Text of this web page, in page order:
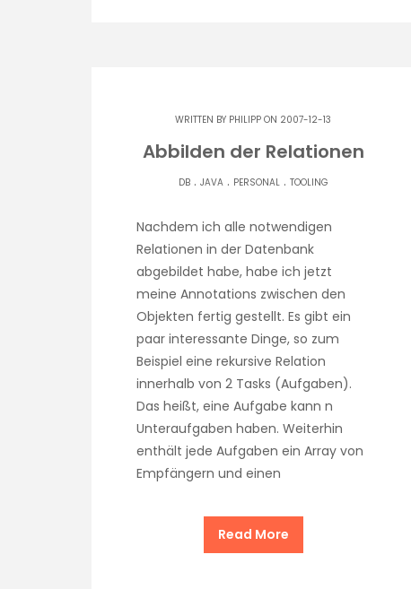
WRITTEN BY PHILIPP ON 2007-12-13
Abbilden der Relationen
DB. JAVA. PERSONAL. TOOLING
Nachdem ich alle notwendigen
Relationen in der Datenbank
abgebildet habe, habe ich jetzt
meine Annotations zwischen den
Objekten fertig gestellt. Es gibt ein
paar interessante Dinge, so zum
Beispiel eine rekursive Relation
innerhalb von 2 Tasks (Aufgaben).
Das heißt, eine Aufgabe kann n
Unteraufgaben haben. Weiterhin
enthält jede Aufgaben ein Array von
Empfängern und einen
Read More